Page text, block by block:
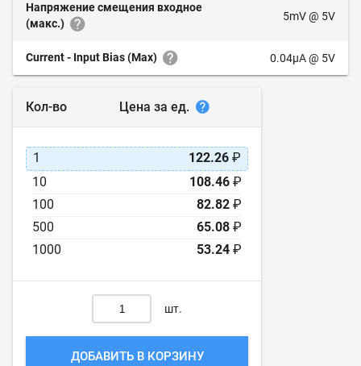
Напряжение смещения входное
(макс.)
5mV @ 5V
Current - Input Bias (Max) 0.04µA @ 5V
Кол-во Цена за ед.
1 122.26 ₽
10
108.46 ₽
100
82.82 ₽
500
65.08 ₽
1000
53.24 ₽
шт.
ДОБАВИТЬ В КОРЗИНУ